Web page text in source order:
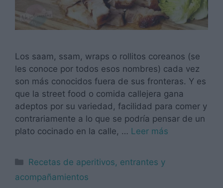
Los saam, ssam, wraps o rollitos coreanos (se
les conoce por todos esos nombres) cada vez
son más conocidos fuera de sus fronteras. Y es
que la street food o comida callejera gana
adeptos por su variedad, facilidad para comer y
contrariamente a lo que se podría pensar de un
plato cocinado en la calle, … Leer más
Categorías
Recetas de aperitivos, entrantes y
acompañamientos